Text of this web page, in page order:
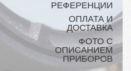
РЕФЕРЕНЦИИ
ОПЛАТА И
ДОСТАВКА
ФОТО С
ОПИСАНИЕМ
ПРИБОРОВ